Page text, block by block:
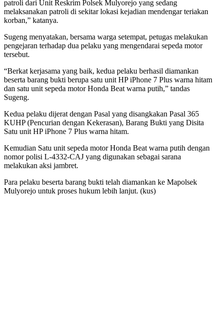
patroli dari Unit Reskrim Polsek Mulyorejo yang sedang
melaksanakan patroli di sekitar lokasi kejadian mendengar teriakan
korban,” katanya.
Sugeng menyatakan, bersama warga setempat, petugas melakukan
pengejaran terhadap dua pelaku yang mengendarai sepeda motor
tersebut.
“Berkat kerjasama yang baik, kedua pelaku berhasil diamankan
beserta barang bukti berupa satu unit HP iPhone 7 Plus warna hitam
dan satu unit sepeda motor Honda Beat warna putih,” tandas
Sugeng.
Kedua pelaku dijerat dengan Pasal yang disangkakan Pasal 365
KUHP (Pencurian dengan Kekerasan), Barang Bukti yang Disita
Satu unit HP iPhone 7 Plus warna hitam.
Kemudian Satu unit sepeda motor Honda Beat warna putih dengan
nomor polisi L-4332-CAJ yang digunakan sebagai sarana
melakukan aksi jambret.
Para pelaku beserta barang bukti telah diamankan ke Mapolsek
Mulyorejo untuk proses hukum lebih lanjut. (kus)